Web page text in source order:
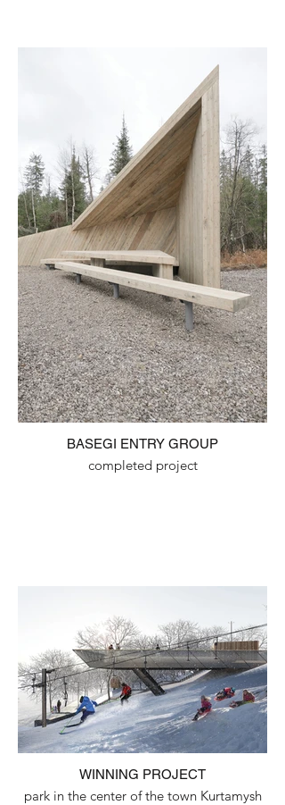
BASEGI ENTRY GROUP
completed project
WINNING PROJECT
park in the center of the town Kurtamysh